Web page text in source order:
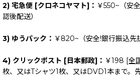
2) 宅急便 [クロネコヤマト]： ￥550~（安
認後配送）
3) ゆうパック： ￥820~（安全!銀行振込先
4) クリックポスト [日本郵政]： ￥198 [全
枚、又はTシャツ1枚、又はDVD1本まで。